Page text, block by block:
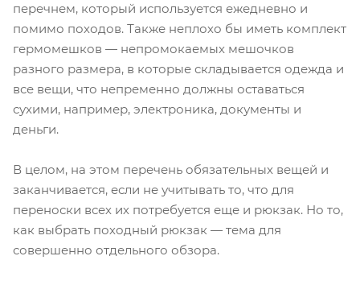
перечнем, который используется ежедневно и
помимо походов. Также неплохо бы иметь комплект
гермомешков — непромокаемых мешочков
разного размера, в которые складывается одежда и
все вещи, что непременно должны оставаться
сухими, например, электроника, документы и
деньги.
В целом, на этом перечень обязательных вещей и
заканчивается, если не учитывать то, что для
переноски всех их потребуется еще и рюкзак. Но то,
как выбрать походный рюкзак — тема для
совершенно отдельного обзора.